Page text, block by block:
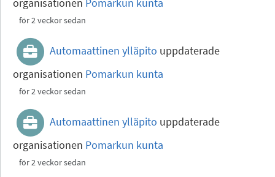
för 2 veckor sedan
Automaattinen ylläpito uppdaterade
organisationen Pomarkun kunta
för 2 veckor sedan
Automaattinen ylläpito uppdaterade
organisationen Pomarkun kunta
för 2 veckor sedan